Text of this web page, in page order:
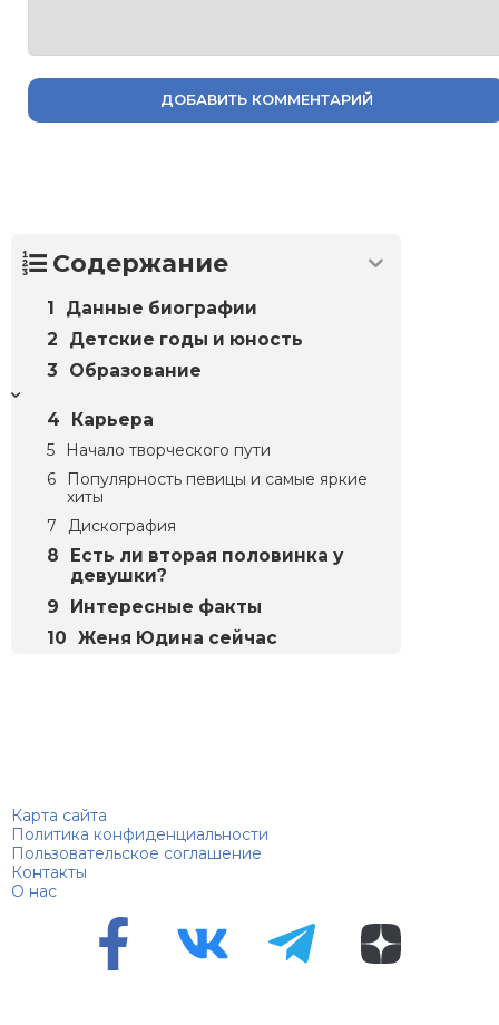
ДОБАВИТЬ КОММЕНТАРИЙ
Содержание
Данные биографии
Детские годы и юность
Образование
Карьера
Начало творческого пути
Популярность певицы и самые яркие
хиты
Дискография
Есть ли вторая половинка у
девушки?
Интересные факты
Женя Юдина сейчас
Карта сайта
Политика конфиденциальности
Пользовательское соглашение
Контакты
О нас